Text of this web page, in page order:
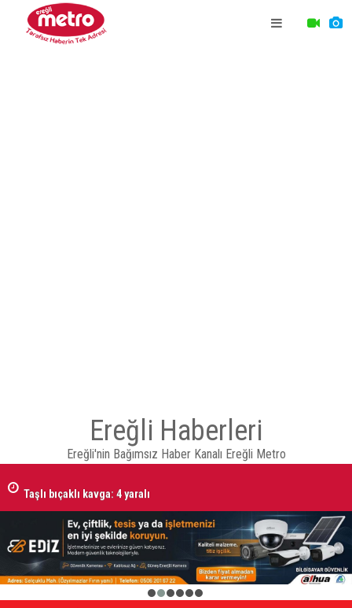
Ereğli Haberleri
Ereğli'nin Bağımsız Haber Kanalı Ereğli Metro
Taşlı bıçaklı kavga: 4 yaralı
2 3 4 5 6